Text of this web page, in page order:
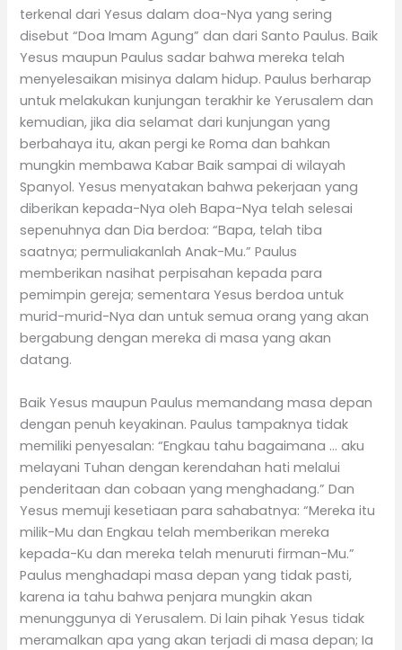
terkenal dari Yesus dalam doa-Nya yang sering
disebut “Doa Imam Agung” dan dari Santo Paulus. Baik
Yesus maupun Paulus sadar bahwa mereka telah
menyelesaikan misinya dalam hidup. Paulus berharap
untuk melakukan kunjungan terakhir ke Yerusalem dan
kemudian, jika dia selamat dari kunjungan yang
berbahaya itu, akan pergi ke Roma dan bahkan
mungkin membawa Kabar Baik sampai di wilayah
Spanyol. Yesus menyatakan bahwa pekerjaan yang
diberikan kepada-Nya oleh Bapa-Nya telah selesai
sepenuhnya dan Dia berdoa: “Bapa, telah tiba
saatnya; permuliakanlah Anak-Mu.” Paulus
memberikan nasihat perpisahan kepada para
pemimpin gereja; sementara Yesus berdoa untuk
murid-murid-Nya dan untuk semua orang yang akan
bergabung dengan mereka di masa yang akan
datang.
Baik Yesus maupun Paulus memandang masa depan
dengan penuh keyakinan. Paulus tampaknya tidak
memiliki penyesalan: “Engkau tahu bagaimana … aku
melayani Tuhan dengan kerendahan hati melalui
penderitaan dan cobaan yang menghadang.” Dan
Yesus memuji kesetiaan para sahabatnya: “Mereka itu
milik-Mu dan Engkau telah memberikan mereka
kepada-Ku dan mereka telah menuruti firman-Mu.”
Paulus menghadapi masa depan yang tidak pasti,
karena ia tahu bahwa penjara mungkin akan
menunggunya di Yerusalem. Di lain pihak Yesus tidak
meramalkan apa yang akan terjadi di masa depan; Ia